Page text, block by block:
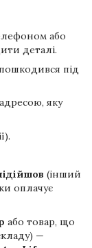
або
деталі.
під
яку
(інший
оплачує
або товар, що
—